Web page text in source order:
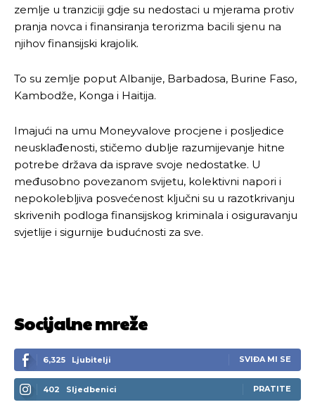
Pusti priču da živi!
Pusti priču da živi!
zemlje u tranziciji gdje su nedostaci u mjerama protiv
pranja novca i finansiranja terorizma bacili sjenu na
njihov finansijski krajolik.
To su zemlje poput Albanije, Barbadosa, Burine Faso,
Kambodže, Konga i Haitija.
Imajući na umu Moneyvalove procjene i posljedice
neusklađenosti, stičemo dublje razumijevanje hitne
potrebe država da isprave svoje nedostatke. U
međusobno povezanom svijetu, kolektivni napori i
nepokolebljiva posvećenost ključni su u razotkrivanju
skrivenih podloga finansijskog kriminala i osiguravanju
svjetlije i sigurnije budućnosti za sve.
Socijalne mreže
6,325 Ljubitelji SVIĐA MI SE
402 Sljedbenici PRATITE